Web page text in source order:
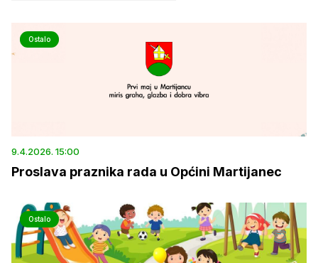
Ostalo
9.4.2026. 15:00
Proslava praznika rada u Općini Martijanec
Ostalo